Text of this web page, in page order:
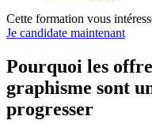
Cette formation vous
Je candidate maintenant
Pourquoi les
graphisme sont
progresser